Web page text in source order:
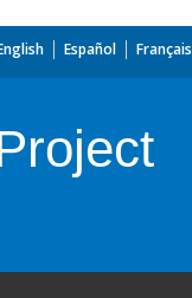
Español Français